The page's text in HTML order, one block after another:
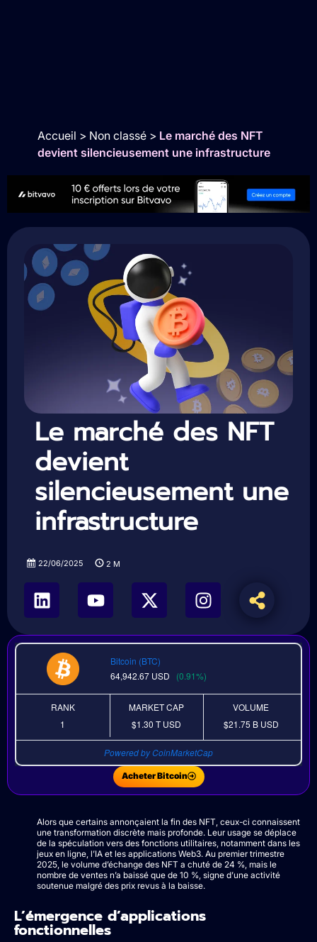
Accueil > Non classé> Le marché des NFT
devient silencieusement une infrastructure
Le marché des NFT
devient
silencieusement une
infrastructure
22/06/2025 2 M
Bitcoin (BTC)
64,942.67 USD (0.91%)
RANK
1
MARKET CAP
$1.30 TUSD
VOLUME
$21.75 B USD
Powered by CoinMarketCap
Acheter Bitcoin
Alors que certains annonçaient la fin des NFT, ceux-ci connaissent
une transformation discrète mais profonde. Leur usage se déplace
de la spéculation vers des fonctions utilitaires, notamment dans les
jeux en ligne, l’IA et les applications Web3. Au premier trimestre
2025, le volume d’échange des NFT a chuté de 24 %, mais le
nombre de ventes n’a baissé que de 10 %, signe d’une activité
soutenue malgré des prix revus à la baisse.
L’émergence d’applications
fonctionnelles